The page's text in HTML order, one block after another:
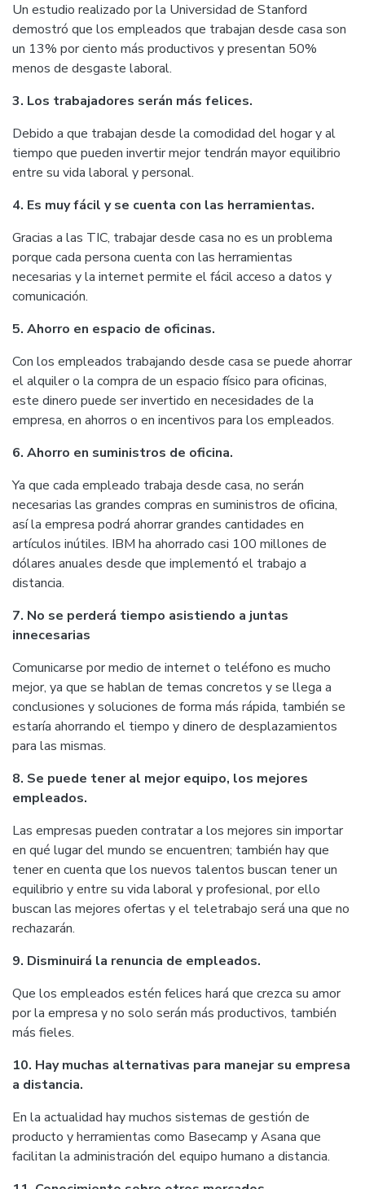
Un estudio realizado por la Universidad de Stanford
demostró que los empleados que trabajan desde casa son
un 13% por ciento más productivos y presentan 50%
menos de desgaste laboral.
3. Los trabajadores serán más felices.
Debido a que trabajan desde la comodidad del hogar y al
tiempo que pueden invertir mejor tendrán mayor equilibrio
entre su vida laboral y personal.
4. Es muy fácil y se cuenta con las herramientas.
Gracias a las TIC, trabajar desde casa no es un problema
porque cada persona cuenta con las herramientas
necesarias y la internet permite el fácil acceso a datos y
comunicación.
5. Ahorro en espacio de oficinas.
Con los empleados trabajando desde casa se puede ahorrar
el alquiler o la compra de un espacio físico para oficinas,
este dinero puede ser invertido en necesidades de la
empresa, en ahorros o en incentivos para los empleados.
6. Ahorro en suministros de oficina.
Ya que cada empleado trabaja desde casa, no serán
necesarias las grandes compras en suministros de oficina,
así la empresa podrá ahorrar grandes cantidades en
artículos inútiles. IBM ha ahorrado casi 100 millones de
dólares anuales desde que implementó el trabajo a
distancia.
7. No se perderá tiempo asistiendo a juntas
innecesarias
Comunicarse por medio de internet o teléfono es mucho
mejor, ya que se hablan de temas concretos y se llega a
conclusiones y soluciones de forma más rápida, también se
estaría ahorrando el tiempo y dinero de desplazamientos
para las mismas.
8. Se puede tener al mejor equipo, los mejores
empleados.
Las empresas pueden contratar a los mejores sin importar
en qué lugar del mundo se encuentren; también hay que
tener en cuenta que los nuevos talentos buscan tener un
equilibrio y entre su vida laboral y profesional, por ello
buscan las mejores ofertas y el teletrabajo será una que no
rechazarán.
9. Disminuirá la renuncia de empleados.
Que los empleados estén felices hará que crezca su amor
por la empresa y no solo serán más productivos, también
más fieles.
10. Hay muchas alternativas para manejar su empresa
a distancia.
En la actualidad hay muchos sistemas de gestión de
producto y herramientas como Basecamp y Asana que
facilitan la administración del equipo humano a distancia.